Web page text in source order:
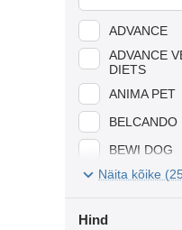
ADVANCE
ADVANCE
DIETS
ANIMA PET
BELCANDO
BEWI DOG
BOXBY
Näita kõike
Hind